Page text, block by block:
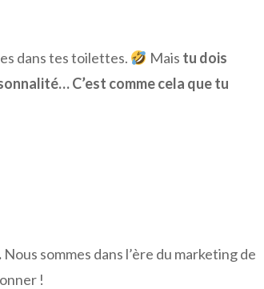
dans tes toilettes. Mais tu dois
C’est comme cela que tu
Nous sommes dans l’ère du marketing de
!